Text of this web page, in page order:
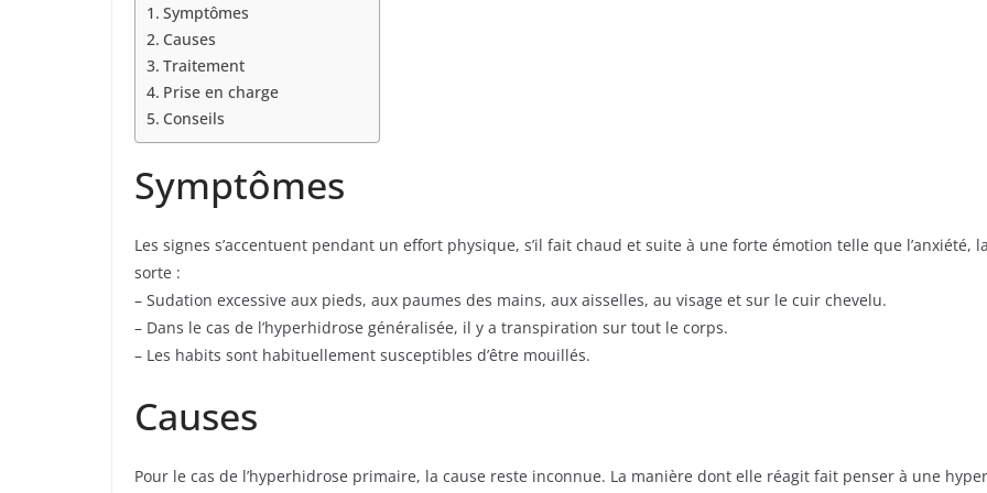
Symptômes
Causes
Traitement
Prise en charge
Conseils
Symptômes
Les signes s’accentuent pendant un effort physique, s’il fait chaud et suite à une forte émotion telle que
sorte :
– Sudation excessive aux pieds, aux paumes des mains, aux aisselles, au visage et sur le cuir chevelu.
– Dans le cas de l’hyperhidrose généralisée, il y a transpiration sur tout le corps.
– Les habits sont habituellement susceptibles d’être mouillés.
Causes
Pour le cas de l’hyperhidrose primaire, la cause reste inconnue. La manière dont elle réagit fait penser à une